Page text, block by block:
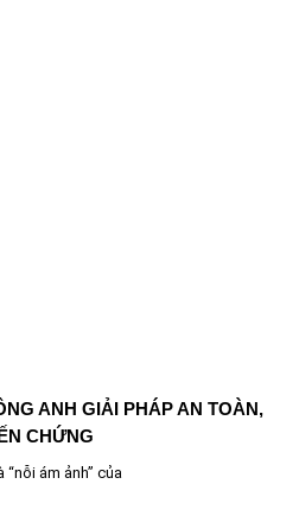
ANH GIẢI PHÁP AN TOÀN,
CHỨNG
ám ảnh” của